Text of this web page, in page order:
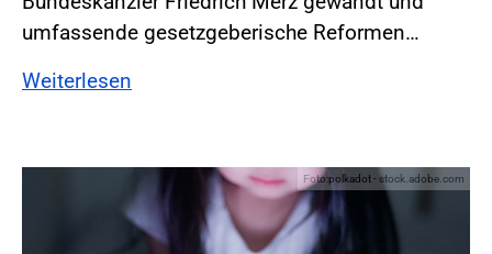
umfassende gesetzgeberische Reformen…
Weiterlesen
Foto:polkadot - stock.adobe.com